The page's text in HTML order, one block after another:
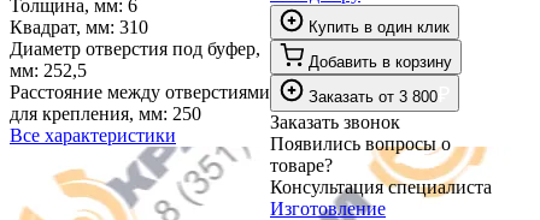
Толщина, мм: 6
Квадрат, мм: 310
Диаметр отверстия под буфер,
мм: 252,5
Расстояние между отверстиями
для крепления, мм: 250
Все характеристики
Купить в один клик
Добавить в корзину
Заказать от 3 800
Заказать звонок
Появились вопросы о
товаре?
Консультация специалиста
Изготовление